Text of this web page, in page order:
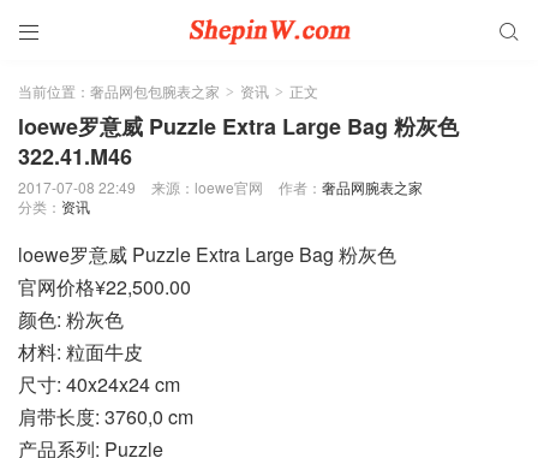
 
当前位置： 奢品网包包腕表之家 > 资讯 > 正文
loewe罗意威 Puzzle Extra Large Bag 粉灰色
322.41.M46
2017-07-08 22:49 来源：loewe官网 作者： 奢品网腕表之家
分类： 资讯
loewe罗意威 Puzzle Extra Large Bag 粉灰色
官网价格¥22,500.00
颜色: 粉灰色
材料: 粒面牛皮
尺寸: 40x24x24 cm
肩带长度: 3760,0 cm
产品系列: Puzzle